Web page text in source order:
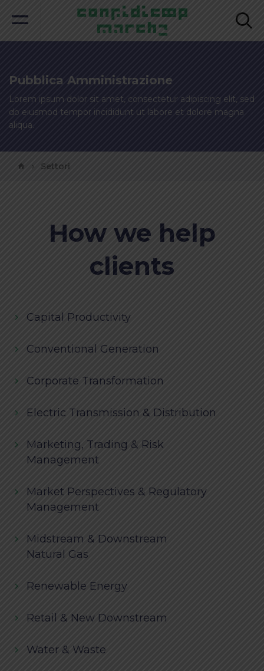
Pubblica Amministrazione
Lorem ipsum dolor sit amet, consectetur adipiscing elit, sed
do eiusmod tempor incididunt ut labore et dolore magna
aliqua.
Settori
How we help
clients
Capital Productivity
Conventional Generation
Corporate Transformation
Electric Transmission & Distribution
Marketing, Trading & Risk
Management
Market Perspectives & Regulatory
Management
Midstream & Downstream
Natural Gas
Renewable Energy
Retail & New Downstream
Water & Waste